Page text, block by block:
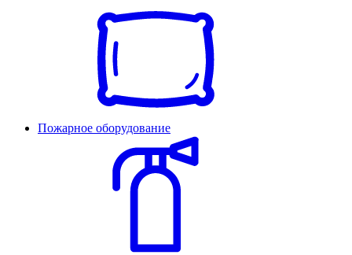
Пожарное оборудование